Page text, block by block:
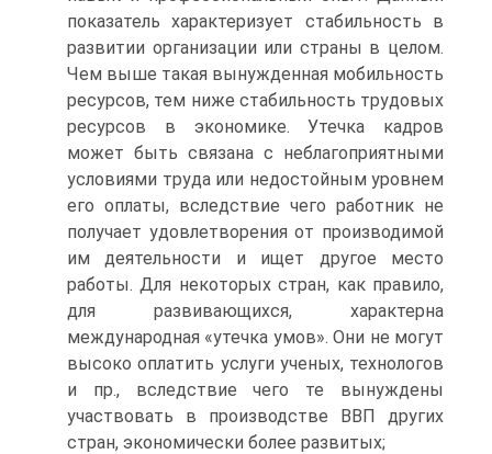
показатель характеризует стабильность в
развитии организации или страны в целом.
Чем выше такая вынужденная мобильность
ресурсов, тем ниже стабильность трудовых
ресурсов в экономике. Утечка кадров
может быть связана с неблагоприятными
условиями труда или недостойным уровнем
его оплаты, вследствие чего работник не
получает удовлетворения от производимой
им деятельности и ищет другое место
работы. Для некоторых стран, как правило,
для развивающихся, характерна
международная «утечка умов». Они не могут
высоко оплатить услуги ученых, технологов
и пр., вследствие чего те вынуждены
участвовать в производстве ВВП других
стран, экономически более развитых;